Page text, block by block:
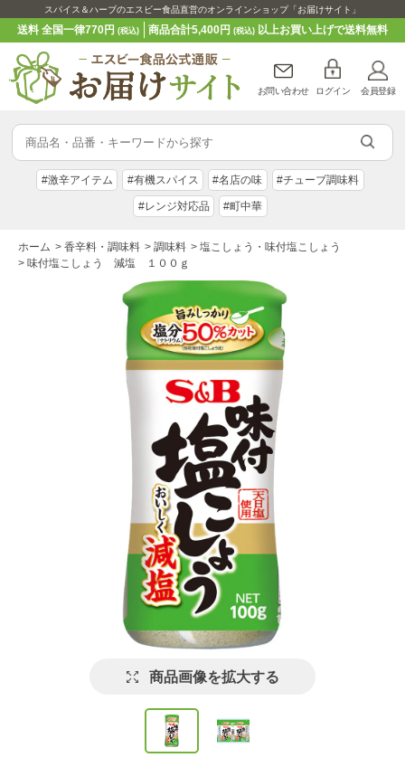
スパイス＆ハーブのエスビー食品直営のオンラインショップ「お届けサイト」
送料 全国一律770円(税込) 商品合計5,400円 (税込)以上お買い上げで送料無料
お問い合わせ ログイン 会員登録
#激辛アイテム #有機スパイス #名店の味 #チューブ調味料
#レンジ対応品 #町中華
ホーム > 香辛料・調味料 > 調味料 > 塩こしょう・味付塩こしょう
> 味付塩こしょう 減塩 １００ｇ
商品画像を拡大する